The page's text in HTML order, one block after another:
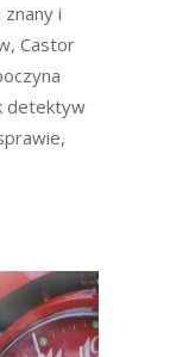
i
Castor
detektyw